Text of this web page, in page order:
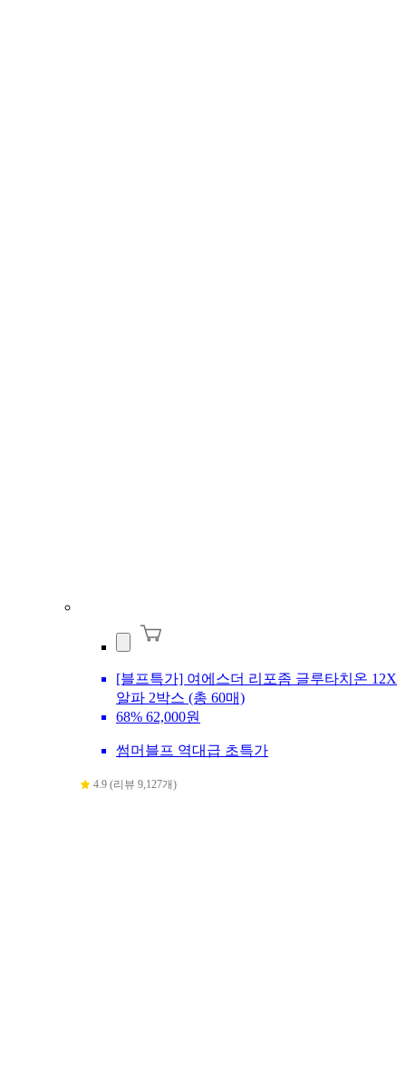
[블프특가] 여에스더 리포좀 글루타치온 12X
알파 2박스 (총 60매)
68% 62,000원
썸머블프 역대급 초특가
4.9 (리뷰 9,127개)